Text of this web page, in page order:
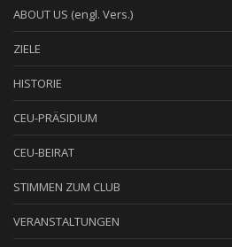
ABOUT US (engl. Vers.)
ZIELE
HISTORIE
CEU-PRÄSIDIUM
CEU-BEIRAT
STIMMEN ZUM CLUB
VERANSTALTUNGEN